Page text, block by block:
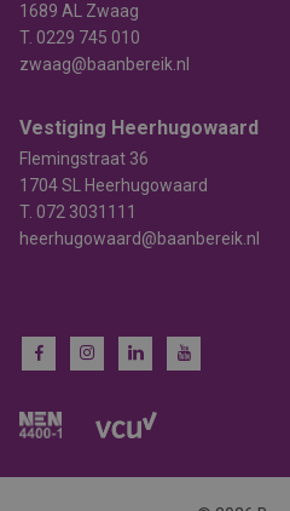
1689 AL Zwaag
T. 0229 745 010
zwaag@baanbereik.nl
Vestiging Heerhugowaard
Flemingstraat 36
1704 SL Heerhugowaard
T. 072 3031111
heerhugowaard@baanbereik.nl